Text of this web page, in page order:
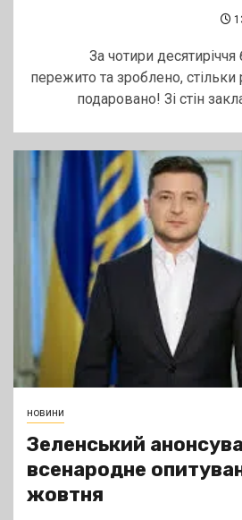
За чотири
пережито та зроблено, стільки
подаровано! Зі стін
новини
Зеленський
всенародне
жовтня